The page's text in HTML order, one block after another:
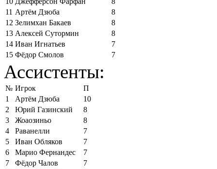
11 Артём Дзюба
8
12 Зелимхан Бакаев
8
13 Алексей Сутормин
8
14 Иван Игнатьев
7
15 Фёдор Смолов 7
Ассистенты:
№ Игрок
П
1
Артём Дзюба
10
2
Юрий Газинский
8
3
Жоаозиньо
8
4
Раванелли
7
5
Иван Обляков
7
6
Марио Фернандес
7
7
Фёдор Чалов
7